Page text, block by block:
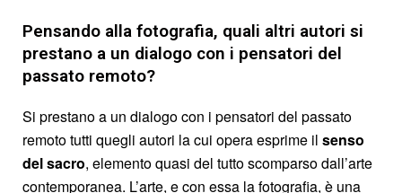
Pensando alla fotografia, quali altri autori si
prestano a un dialogo con i pensatori del
passato remoto?
Si prestano a un dialogo con i pensatori del passato
remoto tutti quegli autori la cui opera esprime il senso
del sacro, elemento quasi del tutto scomparso dall’arte
contemporanea. L’arte, e con essa la fotografia, è una